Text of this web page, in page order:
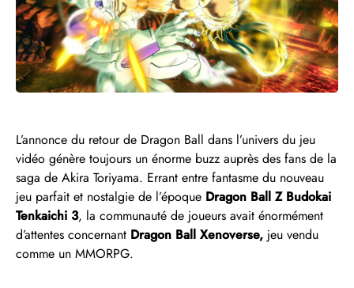
L’annonce du retour de Dragon Ball dans l’univers du jeu
vidéo génère toujours un énorme buzz auprès des fans de la
saga de Akira Toriyama. Errant entre fantasme du nouveau
jeu parfait et nostalgie de l’époque Dragon Ball Z Budokai
Tenkaichi 3, la communauté de joueurs avait énormément
d’attentes concernant Dragon Ball Xenoverse, jeu vendu
comme un MMORPG.